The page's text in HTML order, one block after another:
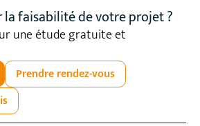
faisabilité de votre projet ?
une étude gratuite et
Prendre rendez-vous